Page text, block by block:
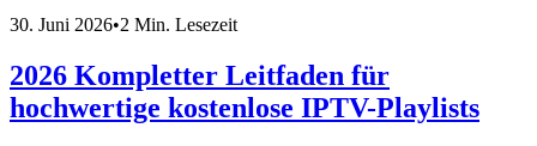
30. Juni 2026•2 Min. Lesezeit
2026 Kompletter Leitfaden für
hochwertige kostenlose IPTV-Playlists